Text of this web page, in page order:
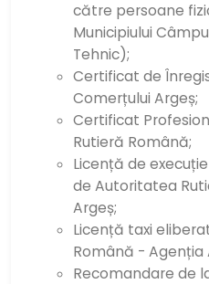
către persoane
Municipiului
Tehnic);
Certificat de
Comerțului Argeș;
Certificat
Rutieră Română;
Licență de
de Autoritatea
Argeș;
Licență taxi
Română - Agenția
Recomandare de